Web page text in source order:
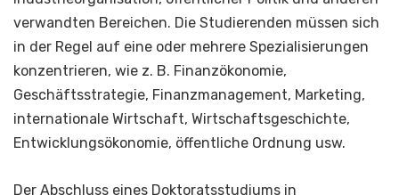
verwandten Bereichen. Die Studierenden müssen sich
in der Regel auf eine oder mehrere Spezialisierungen
konzentrieren, wie z. B. Finanzökonomie,
Geschäftsstrategie, Finanzmanagement, Marketing,
internationale Wirtschaft, Wirtschaftsgeschichte,
Entwicklungsökonomie, öffentliche Ordnung usw.
Der Abschluss eines Doktoratsstudiums in